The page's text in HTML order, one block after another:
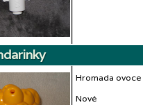
Hromada
Nové